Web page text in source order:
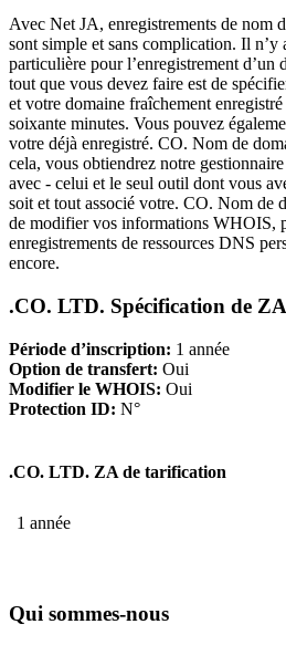
Avec Net JA, enregistrements de nom
sont simple et sans complication. Il n’y
particulière pour l’enregistrement
tout que vous devez faire est de
et votre domaine fraîchement
soixante minutes. Vous pouvez
votre déjà enregistré. CO. Nom de
cela, vous obtiendrez notre
avec - celui et le seul outil dont vous
soit et tout associé votre. CO. Nom de
de modifier vos informations WHOIS,
enregistrements de ressources DNS
encore.
.CO. LTD. Spécification de ZA
Période d’inscription: 1 année
Option de transfert: Oui
Modifier le WHOIS: Oui
Protection ID: N°
.CO. LTD. ZA de tarification
1 année
Qui sommes-nous